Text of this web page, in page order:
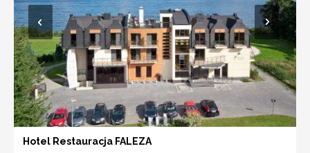
Hotel Restauracja FALEZA